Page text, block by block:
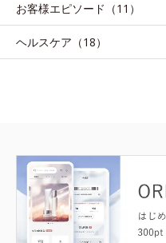
お客様エピソード（11）
ヘルスケア（18）